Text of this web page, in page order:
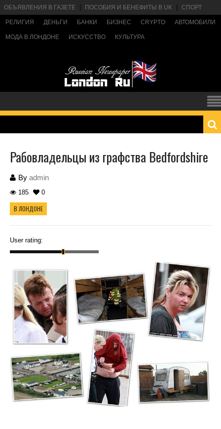
ОБЪЯВЛЕНИЯ В ГАЗЕТЕ ПОСОБИЯ И БЕНЕФИТЫ В UK СПОРТ
РЕЛИГИЯ ДЕНЬГИ БАНКИ БИЗНЕС CRYPTO АВТОМОБИЛИ
МОДА В ЛОНДОНЕ ИСКУССТВО КУЛЬТУРА
Рабовладельцы из графства Bedfordshire
By admin
185 0
В ЛОНДОНЕ
User rating: